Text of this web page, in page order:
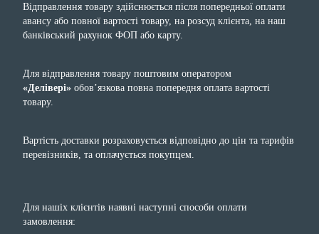
Відправлення товару здійснюється після попередньої оплати
авансу або повної вартості товару, на розсуд клієнта, на наш
банківський рахунок ФОП або карту.
Для відправлення товару поштовим оператором
«Делівері» обов’язкова повна попередня оплата вартості
товару.
Вартість доставки розраховується відповідно до цін та тарифів
перевізників, та оплачується покупцем.
Для нашіх клієнтів наявні наступні способи оплати
замовлення: